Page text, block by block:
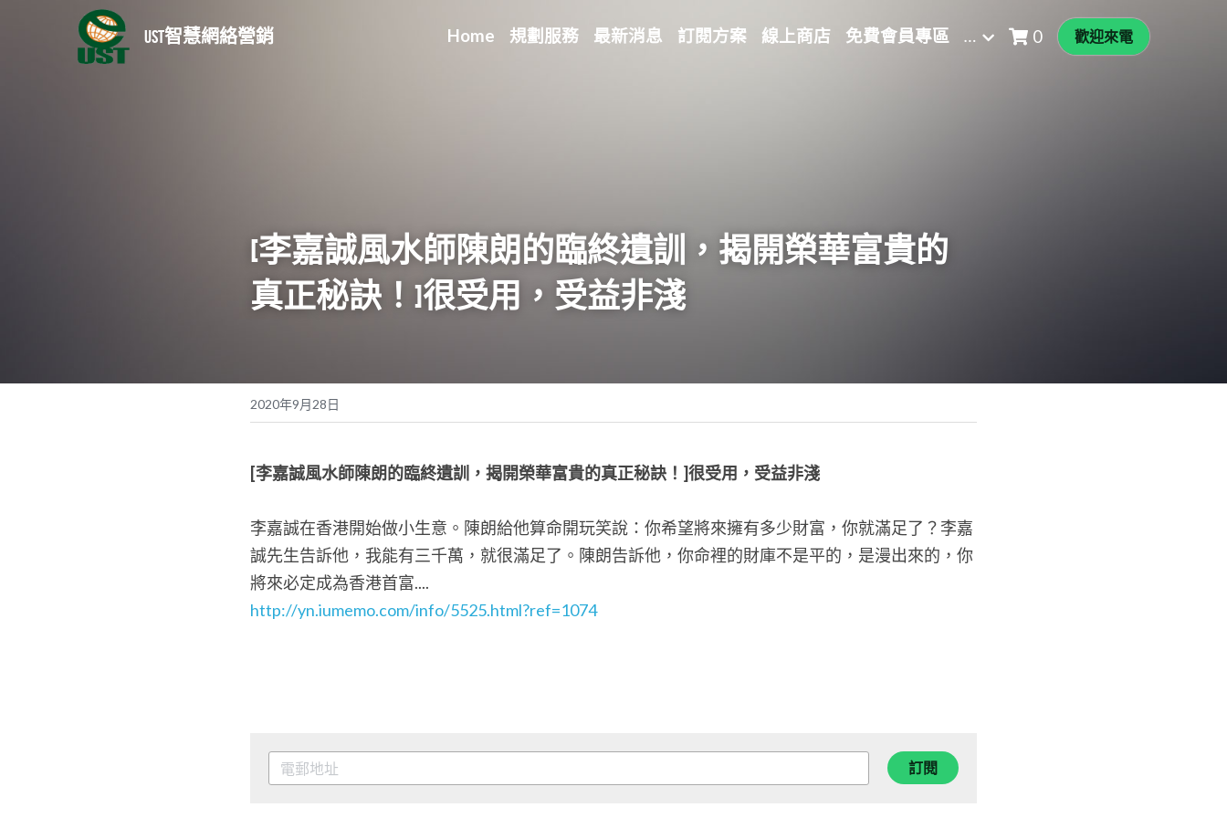
UST智慧網絡營銷 Home 規劃服務 最新消息 訂閱方案 線上商店 免費會員專區 … 0 歡迎來電
[李嘉誠風水師陳朗的臨終遺訓，揭開榮華富貴的
真正秘訣！ ]很受用，受益非淺
2020年9月28日
[李嘉誠風水師陳朗的臨終遺訓，揭開榮華富貴的真正秘訣！ ]很受用，受益非淺
李嘉誠在香港開始做小生意。陳朗給他算命開玩笑說：你希望將來擁有多少財富，你就滿足了？李嘉
誠先生告訴他，我能有三千萬，就很滿足了。陳朗告訴他，你命裡的財庫不是平的，是漫出來的，你
將來必定成為香港首富....
http://yn.iumemo.com/info/5525.html?ref=1074
訂閱